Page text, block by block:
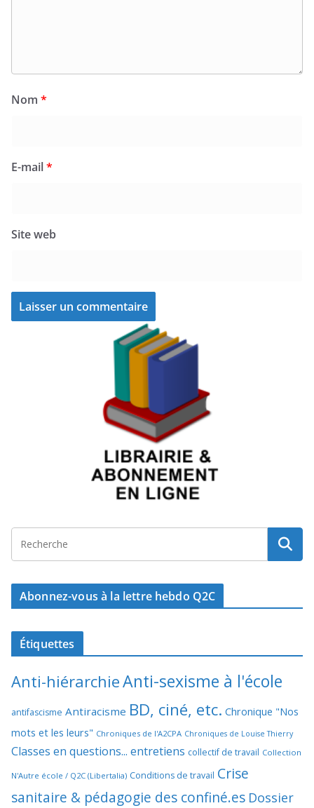
Nom *
E-mail*
Site web
Abonnez-vous à la lettre hebdo Q2C
Étiquettes
Anti-hiérarchieAnti-sexisme à l'école
antifascisme Antiracisme BD, ciné, etc. Chronique "Nos
mots et les leurs" Chroniques de l'A2CPA Chroniques de Louise Thierry
Classes en questions... entretiens collectif de travail Collection
N'Autre école / Q2C (Libertalia) Conditions de travail Crise
sanitaire & pédagogie des confiné.es Dossier